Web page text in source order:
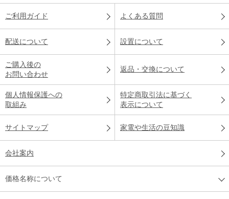
ご利用ガイド よくある質問
配送について 設置について
ご購入後の
お問い合わせ
返品・交換について
個人情報保護への
取組み
特定商取引法に基づく
表示について
サイトマップ 家電や生活の豆知識
会社案内
価格名称について